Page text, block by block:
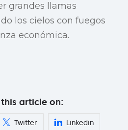
grandes llamas
los cielos con fuegos
económica.
article on:
Twitter Linkedin